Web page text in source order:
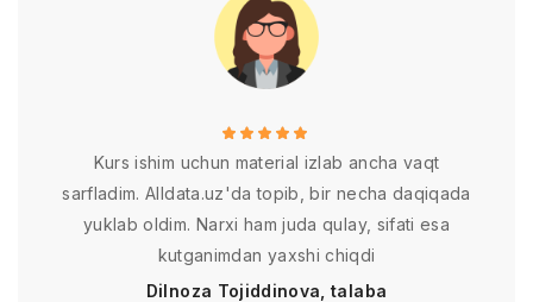
Kurs ishim uchun material izlab ancha vaqt
sarfladim. Alldata.uz'da topib, bir necha daqiqada
yuklab oldim. Narxi ham juda qulay, sifati esa
kutganimdan yaxshi chiqdi
Dilnoza Tojiddinova, talaba